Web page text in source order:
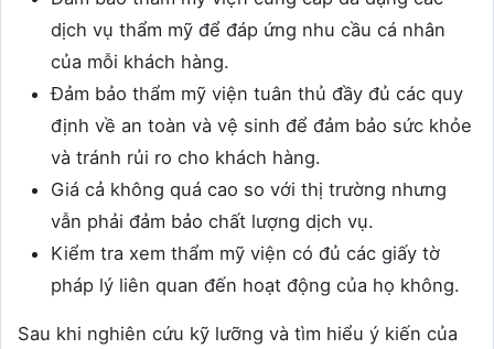
dịch vụ thẩm mỹ để đáp ứng nhu cầu cá nhân
của mỗi khách hàng.
Đảm bảo thẩm mỹ viện tuân thủ đầy đủ các quy
định về an toàn và vệ sinh để đảm bảo sức khỏe
và tránh rủi ro cho khách hàng.
Giá cả không quá cao so với thị trường nhưng
vẫn phải đảm bảo chất lượng dịch vụ.
Kiểm tra xem thẩm mỹ viện có đủ các giấy tờ
pháp lý liên quan đến hoạt động của họ không.
Sau khi nghiên cứu kỹ lưỡng và tìm hiểu ý kiến của